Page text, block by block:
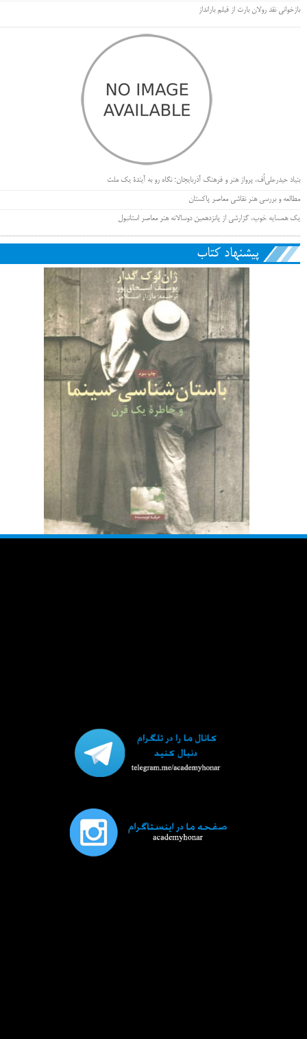
بازخوانی نقد رولان بارت از فیلم بارانداز
بنیاد حیدرعلی‌اُف، پرواز هنر و فرهنگ آذربایجان؛ نگاه رو به آیندۀ یک ملت
مطالعه و بررسی هنر نقاشی معاصر پاکستان
یک همسایه خوب، گزارشی از پانزدهمین دوسالانه هنر معاصر استانبول
پیشنهاد کتاب